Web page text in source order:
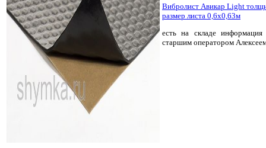
Вибролист Авикар Light
размер листа 0,6х0,63м
есть на складе информация
старшим оператором